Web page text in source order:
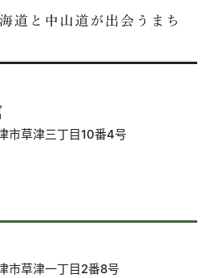
市草津三丁目10番4号
市草津一丁目2番8号